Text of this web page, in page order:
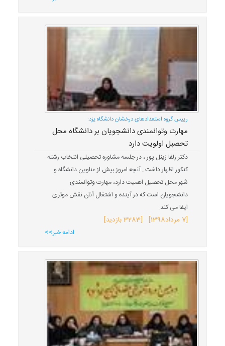
رییس گروه استعدادهای درخشان دانشگاه یزد:
مهارت وتوانمندی دانشجویان بر دانشگاه محل
تحصیل اولویت دارد
دکتر زلفا زینل پور ، در جلسه مشاوره تحصیلی انتخاب رشته
کنکور اظهار داشت : آنچه امروز بیش از عناوین دانشگاه و
شهر محل تحصیل اهمیت دارد، مهارت وتوانمندی
دانشجویان است که در آینده و اشتغال آنان نقش موثری
ایفا می کند.
[7 مرداد 1398] [3283 بازدید]
ادامه خبر>>